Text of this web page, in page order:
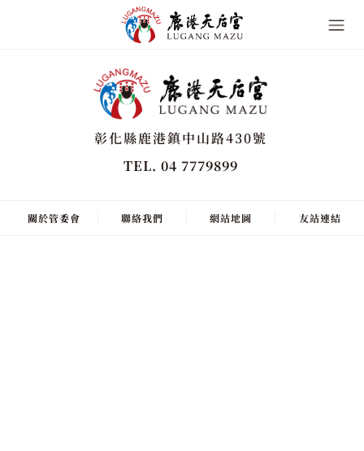
彰化縣鹿港鎮中山路430號
TEL. 04 7779899
關於管委會 聯絡我們 網站地圖 友站連結